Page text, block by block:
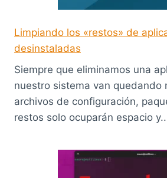
Limpiando los «restos» de
desinstaladas
Siempre que eliminamos una
nuestro sistema van quedando
archivos de configuración,
restos solo ocuparán espacio